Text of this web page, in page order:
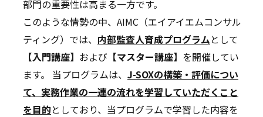
部門の重要性は高まる一方です。
このような情勢の中、AIMC（エイアイエムコンサル
ティング）では、 内部監査人育成プログラムとして
【入門講座】 および 【マスター講座】 を開催してい
ます。 当プログラムは、 J-SOXの構築・評価につい
て、実務作業の一連の流れを学習していただくこと
を目的としており、当プログラムで学習した内容を